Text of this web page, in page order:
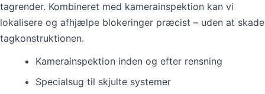
tagrender. Kombineret med kamerainspektion kan vi
lokalisere og afhjælpe blokeringer præcist – uden at skade
tagkonstruktionen.
Kamerainspektion inden og efter rensning
Specialsug til skjulte systemer